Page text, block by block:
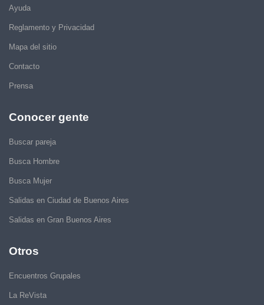
Ayuda
Reglamento y Privacidad
Mapa del sitio
Contacto
Prensa
Conocer gente
Buscar pareja
Busca Hombre
Busca Mujer
Salidas en Ciudad de Buenos Aires
Salidas en Gran Buenos Aires
Otros
Encuentros Grupales
La ReVista